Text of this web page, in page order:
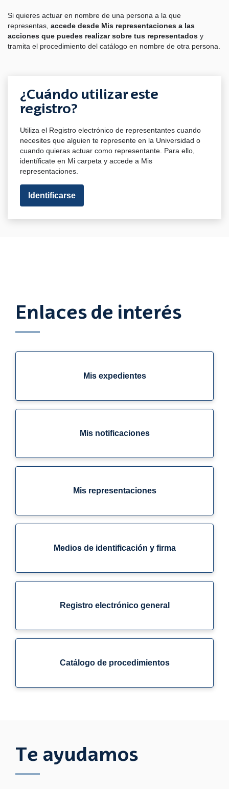
Si quieres actuar en nombre de una persona a la que
representas, accede desde Mis representaciones a las
acciones que puedes realizar sobre tus representados y
tramita el procedimiento del catálogo en nombre de otra persona.
¿Cuándo utilizar este
registro?
Utiliza el Registro electrónico de representantes cuando
necesites que alguien te represente en la Universidad o
cuando quieras actuar como representante. Para ello,
identíficate en Mi carpeta y accede a Mis
representaciones.
Identificarse
Enlaces de interés
Mis expedientes
Mis notificaciones
Mis representaciones
Medios de identificación y firma
Registro electrónico general
Catálogo de procedimientos
Te ayudamos